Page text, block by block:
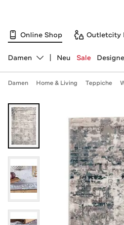
Online Shop Outletcity
Abteilung ändern, ausgewählt:
Damen Neu Sale
Damen Home & Living Teppiche